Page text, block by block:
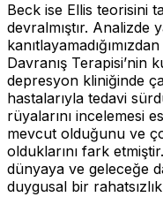
Beck ise Ellis teorisini
devralmıştır. Analizde
Davranış Terapisi’nin
depresyon kliniğinde
hastalarıyla tedavi
rüyalarını incelemesi
mevcut olduğunu ve
olduklarını fark
dünyaya ve geleceğe
duygusal bir